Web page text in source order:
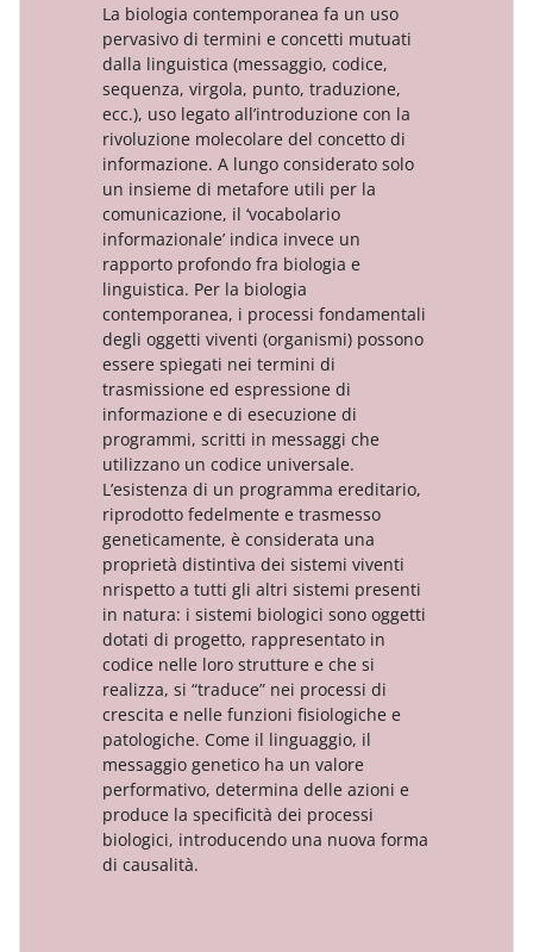
La biologia contemporanea fa un uso
pervasivo di termini e concetti mutuati
dalla linguistica (messaggio, codice,
sequenza, virgola, punto, traduzione,
ecc.), uso legato all’introduzione con la
rivoluzione molecolare del concetto di
informazione. A lungo considerato solo
un insieme di metafore utili per la
comunicazione, il ‘vocabolario
informazionale’ indica invece un
rapporto profondo fra biologia e
linguistica. Per la biologia
contemporanea, i processi fondamentali
degli oggetti viventi (organismi) possono
essere spiegati nei termini di
trasmissione ed espressione di
informazione e di esecuzione di
programmi, scritti in messaggi che
utilizzano un codice universale.
L’esistenza di un programma ereditario,
riprodotto fedelmente e trasmesso
geneticamente, è considerata una
proprietà distintiva dei sistemi viventi
nrispetto a tutti gli altri sistemi presenti
in natura: i sistemi biologici sono oggetti
dotati di progetto, rappresentato in
codice nelle loro strutture e che si
realizza, si “traduce” nei processi di
crescita e nelle funzioni fisiologiche e
patologiche. Come il linguaggio, il
messaggio genetico ha un valore
performativo, determina delle azioni e
produce la specificità dei processi
biologici, introducendo una nuova forma
di causalità.